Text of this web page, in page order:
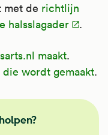
met de richtlijn
halsslagader
.
maakt.
wordt gemaakt.